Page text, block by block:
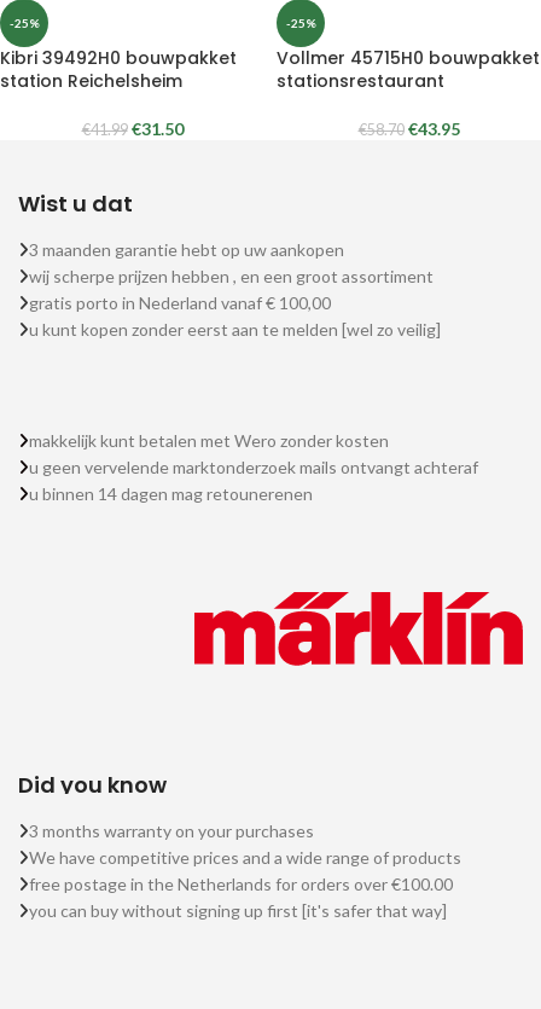
-25%
Kibri 39492H0 bouwpakket
station Reichelsheim
€41.99 €31.50
-25%
Vollmer 45715H0 bouwpakket
stationsrestaurant
€58.70 €43.95
Wist u dat
3 maanden garantie hebt op uw aankopen
wij scherpe prijzen hebben , en een groot assortiment
gratis porto in Nederland vanaf € 100,00
u kunt kopen zonder eerst aan te melden [wel zo veilig]
makkelijk kunt betalen met Wero zonder kosten
u geen vervelende marktonderzoek mails ontvangt achteraf
u binnen 14 dagen mag retounerenen
Did you know
3 months warranty on your purchases
We have competitive prices and a wide range of products
free postage in the Netherlands for orders over €100.00
you can buy without signing up first [it's safer that way]